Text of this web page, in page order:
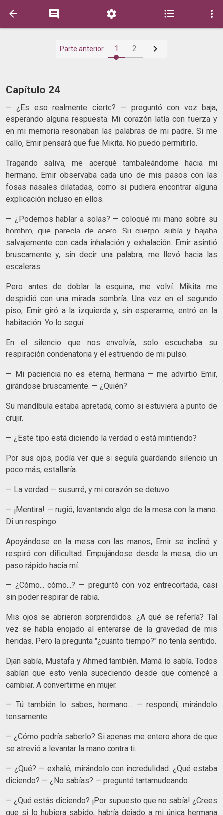
    
Parte anterior 1 2 
Capítulo 24
— ¿Es eso realmente cierto? — preguntó con voz baja,
esperando alguna respuesta. Mi corazón latía con fuerza y
en mi memoria resonaban las palabras de mi padre. Si me
callo, Emir pensará que fue Mikita. No puedo permitirlo.
Tragando saliva, me acerqué tambaleándome hacia mi
hermano. Emir observaba cada uno de mis pasos con las
fosas nasales dilatadas, como si pudiera encontrar alguna
explicación incluso en ellos.
— ¿Podemos hablar a solas? — coloqué mi mano sobre su
hombro, que parecía de acero. Su cuerpo subía y bajaba
salvajemente con cada inhalación y exhalación. Emir asintió
bruscamente y, sin decir una palabra, me llevó hacia las
escaleras.
Pero antes de doblar la esquina, me volví. Mikita me
despidió con una mirada sombría. Una vez en el segundo
piso, Emir giró a la izquierda y, sin esperarme, entró en la
habitación. Yo lo seguí.
En el silencio que nos envolvía, solo escuchaba su
respiración condenatoria y el estruendo de mi pulso.
— Mi paciencia no es eterna, hermana — me advirtió Emir,
girándose bruscamente. — ¿Quién?
Su mandíbula estaba apretada, como si estuviera a punto de
crujir.
— ¿Este tipo está diciendo la verdad o está mintiendo?
Por sus ojos, podía ver que si seguía guardando silencio un
poco más, estallaría.
— La verdad — susurré, y mi corazón se detuvo.
— ¡Mentira! — rugió, levantando algo de la mesa con la mano.
Di un respingo.
Apoyándose en la mesa con las manos, Emir se inclinó y
respiró con dificultad. Empujándose desde la mesa, dio un
paso rápido hacia mí.
— ¿Cómo... cómo...? — preguntó con voz entrecortada, casi
sin poder respirar de rabia.
Mis ojos se abrieron sorprendidos. ¿A qué se refería? Tal
vez se había enojado al enterarse de la gravedad de mis
heridas. Pero la pregunta "¿cuánto tiempo?" no tenía sentido.
Djan sabía, Mustafa y Ahmed también. Mamá lo sabía. Todos
sabían que esto venía sucediendo desde que comencé a
cambiar. A convertirme en mujer.
— Tú también lo sabes, hermano... — respondí, mirándolo
tensamente.
— ¿Cómo podría saberlo? Si apenas me entero ahora de que
se atrevió a levantar la mano contra ti.
— ¿Qué? — exhalé, mirándolo con incredulidad. ¿Qué estaba
diciendo? — ¿No sabías? — pregunté tartamudeando.
— ¿Qué estás diciendo? ¡Por supuesto que no sabía! ¿Crees
que si lo hubiera sabido, habría dejado a mi única hermana